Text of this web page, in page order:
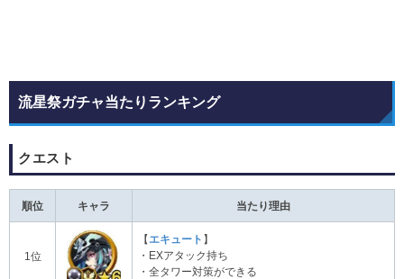
流星祭ガチャ当たりランキング
クエスト
順位 キャラ 当たり理由
1位
【 エキュート 】
・EXアタック持ち
・全タワー対策ができる